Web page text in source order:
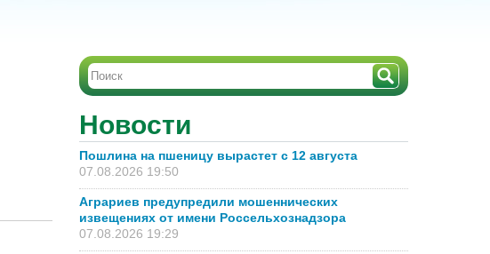
Новости
Пошлина на пшеницу вырастет с 12 августа
07.08.2026 19:50
Аграриев предупредили мошеннических
извещениях от имени Россельхознадзора
07.08.2026 19:29